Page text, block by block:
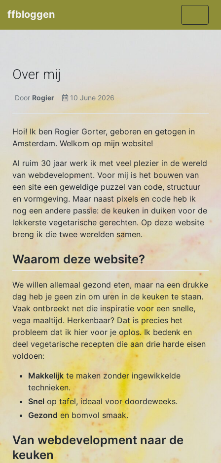
ffbloggen
Over mij
Door Rogier 10 June 2026
Hoi! Ik ben Rogier Gorter, geboren en getogen in
Amsterdam. Welkom op mijn website!
Al ruim 30 jaar werk ik met veel plezier in de wereld
van webdevelopment. Voor mij is het bouwen van
een site een geweldige puzzel van code, structuur
en vormgeving. Maar naast pixels en code heb ik
nog een andere passie: de keuken in duiken voor de
lekkerste vegetarische gerechten. Op deze website
breng ik die twee werelden samen.
Waarom deze website?
We willen allemaal gezond eten, maar na een drukke
dag heb je geen zin om uren in de keuken te staan.
Vaak ontbreekt net die inspiratie voor een snelle,
vega maaltijd. Herkenbaar? Dat is precies het
probleem dat ik hier voor je oplos. Ik bedenk en
deel vegetarische recepten die aan drie harde eisen
voldoen:
Makkelijkte maken zonder ingewikkelde
technieken.
Snel op tafel, ideaal voor doordeweeks.
Gezond en bomvol smaak.
Van webdevelopment naar de
keuken